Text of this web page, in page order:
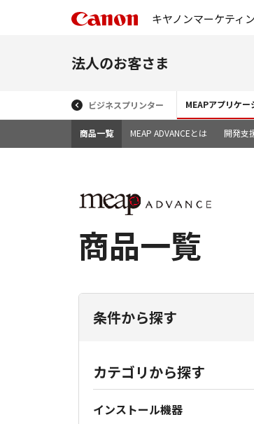
キヤノンマーケティ
法人のお客さま
ビジネスプリンター MEAPアプリケ
商品一覧 MEAP ADVANCEとは 開発支
商品一覧
条件から探す
カテゴリから探す
インストール機器